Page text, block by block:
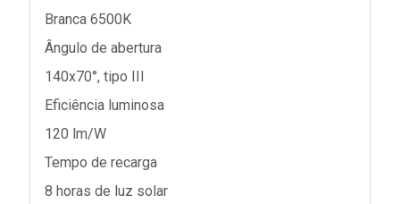
Branca 6500K
Ângulo de abertura
140x70°, tipo III
Eficiência luminosa
120 lm/W
Tempo de recarga
8 horas de luz solar